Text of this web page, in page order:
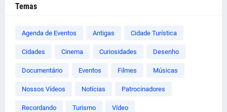
Temas
Agenda de Eventos Antigas Cidade Turística
Cidades Cinema Curiosidades Desenho
Documentário Eventos Filmes Músicas
Nossos Vídeos Notícias Patrocinadores
Recordando Turismo Vídeo